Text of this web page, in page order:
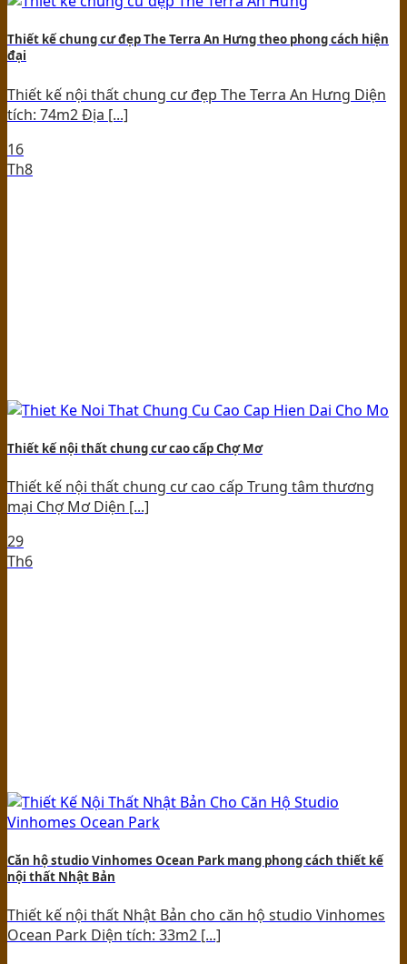
Thiết kế chung cư đẹp The Terra An Hưng theo phong cách hiện
đại
Thiết kế nội thất chung cư đẹp The Terra An Hưng Diện
tích: 74m2 Địa [...]
16
Th8
Thiết kế nội thất chung cư cao cấp Chợ Mơ
Thiết kế nội thất chung cư cao cấp Trung tâm thương
mại Chợ Mơ Diện [...]
29
Th6
Căn hộ studio Vinhomes Ocean Park mang phong cách thiết kế
nội thất Nhật Bản
Thiết kế nội thất Nhật Bản cho căn hộ studio Vinhomes
Ocean Park Diện tích: 33m2 [...]